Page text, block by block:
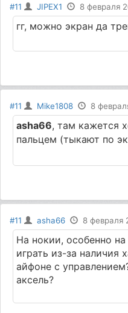
#11 JIPEX1 8 февраля
гг, можно экран да
#11 Mike1808 8
asha66, там кажется
пальцем (тыкают по
#11 asha66 8 февраля
На нокии, особенно
играть из-за наличия
айфоне с
аксель?